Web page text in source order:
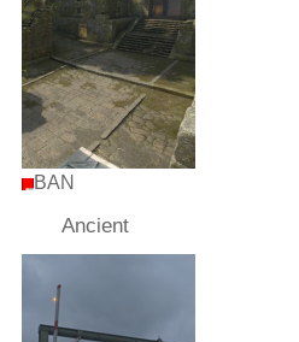
BAN
Ancient